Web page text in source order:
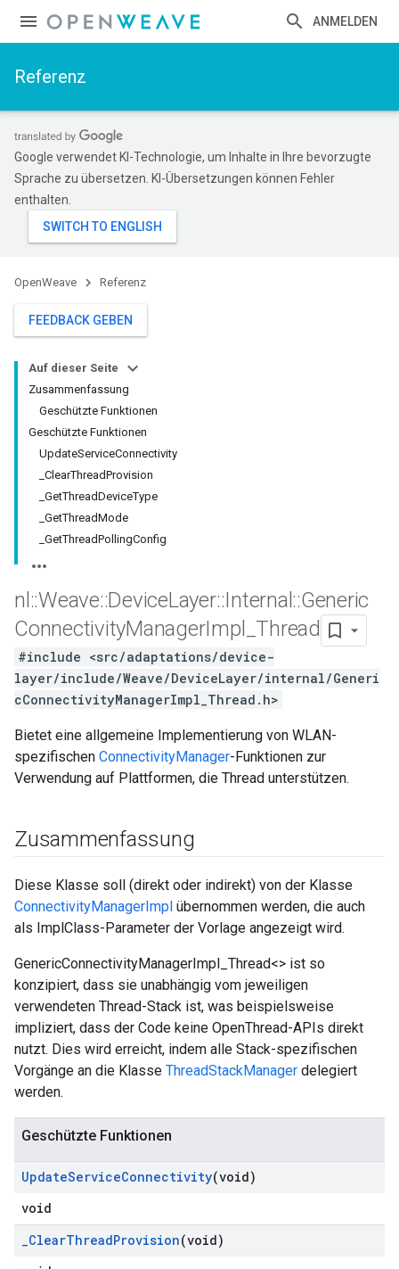
ANMELDEN
Referenz
Google verwendet KI-Technologie, um Inhalte in Ihre bevorzugte
Sprache zu übersetzen. KI-Übersetzungen können Fehler
enthalten.
OpenWeave Referenz
FEEDBACK GEBEN
Auf dieser Seite
Zusammenfassung
Geschützte Funktionen
Geschützte Funktionen
UpdateServiceConnectivity
_ClearThreadProvision
_GetThreadDeviceType
_GetThreadMode
_GetThreadPollingConfig
nl ::Weave::DeviceLayer::Internal ::Generic
ConnectivityManagerImpl Thread
#include <src/adaptations/device-
layer/include/Weave/DeviceLayer/internal/Generi
cConnectivityManagerImpl_Thread.h>
Bietet eine allgemeine Implementierung von WLAN-
spezifischen ConnectivityManager-Funktionen zur
Verwendung auf Plattformen, die Thread unterstützen.
Zusammenfassung
Diese Klasse soll (direkt oder indirekt) von der Klasse
ConnectivityManagerImpl übernommen werden, die auch
als ImplClass-Parameter der Vorlage angezeigt wird.
GenericConnectivityManagerImpl_Thread<> ist so
konzipiert, dass sie unabhängig vom jeweiligen
verwendeten Thread-Stack ist, was beispielsweise
impliziert, dass der Code keine OpenThread-APIs direkt
nutzt. Dies wird erreicht, indem alle Stack-spezifischen
Vorgänge an die Klasse ThreadStackManager delegiert
werden.
Geschützte Funktionen
UpdateServiceConnectivity(void)
void
_ClearThreadProvision(void)